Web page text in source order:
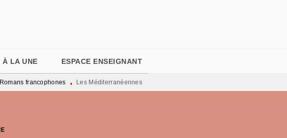
À LA UNE ESPACE ENSEIGNANT
Romans francophones • Les Méditerranéennes